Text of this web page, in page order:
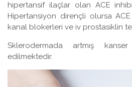
hipertansif ilaçlar olan ACE
Hipertansiyon dirençli olursa
kanal blokerleri ve iv prostasiklin
Sklerodermada artmış
edilmektedir.